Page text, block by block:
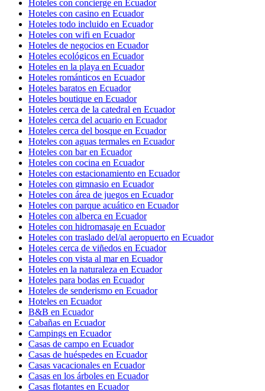
Hoteles con concierge en Ecuador
Hoteles con casino en Ecuador
Hoteles todo incluido en Ecuador
Hoteles con wifi en Ecuador
Hoteles de negocios en Ecuador
Hoteles ecológicos en Ecuador
Hoteles en la playa en Ecuador
Hoteles románticos en Ecuador
Hoteles baratos en Ecuador
Hoteles boutique en Ecuador
Hoteles cerca de la catedral en Ecuador
Hoteles cerca del acuario en Ecuador
Hoteles cerca del bosque en Ecuador
Hoteles con aguas termales en Ecuador
Hoteles con bar en Ecuador
Hoteles con cocina en Ecuador
Hoteles con estacionamiento en Ecuador
Hoteles con gimnasio en Ecuador
Hoteles con área de juegos en Ecuador
Hoteles con parque acuático en Ecuador
Hoteles con alberca en Ecuador
Hoteles con hidromasaje en Ecuador
Hoteles con traslado del/al aeropuerto en Ecuador
Hoteles cerca de viñedos en Ecuador
Hoteles con vista al mar en Ecuador
Hoteles en la naturaleza en Ecuador
Hoteles para bodas en Ecuador
Hoteles de senderismo en Ecuador
Hoteles en Ecuador
B&B en Ecuador
Cabañas en Ecuador
Campings en Ecuador
Casas de campo en Ecuador
Casas de huéspedes en Ecuador
Casas vacacionales en Ecuador
Casas en los árboles en Ecuador
Casas flotantes en Ecuador